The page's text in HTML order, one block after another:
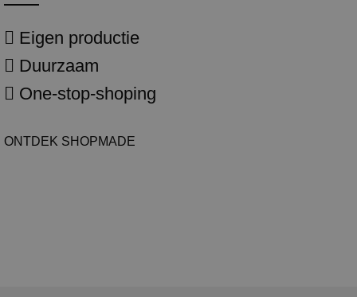
Eigen productie
Duurzaam
One-stop-shoping
ONTDEK SHOPMADE